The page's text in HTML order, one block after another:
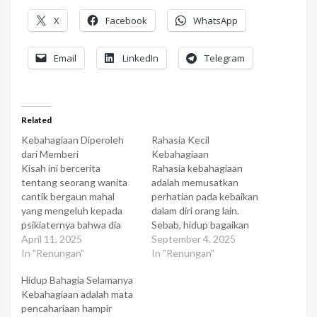
X Facebook WhatsApp
Email LinkedIn Telegram
Related
Kebahagiaan Diperoleh
dari Memberi
Kisah ini bercerita
tentang seorang wanita
cantik bergaun mahal
yang mengeluh kepada
psikiaternya bahwa dia
merasa seluruh hidupnya
hampa‚ tak berarti. Maka
seorang wanita tua
penyapu lantai dan
berkatakepada si wanita
April 11, 2025
In "Renungan"
Rahasia Kecil
Kebahagiaan
Rahasia kebahagiaan
adalah memusatkan
perhatian pada kebaikan
dalam diri orang lain.
Sebab, hidup bagaikan
lukisan: Untuk melihat
keindahan lukisan yang
September 4, 2025
In "Renungan"
Hidup Bahagia Selamanya
Kebahagiaan adalah mata
pencahariaan hampir